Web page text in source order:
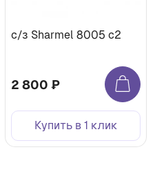
с/з Sharmel 8005 c2
2 800 ₽
Купить в 1 клик